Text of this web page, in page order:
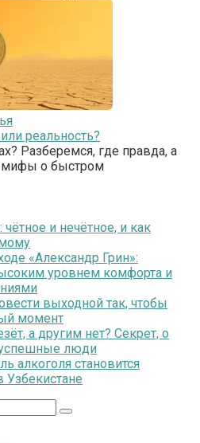
реальность?
Разберемся, где правда, а
мифы о быстром
и нечётное, и как
«Александр Грин»:
уровнем комфорта и
выходной так, чтобы
момент
а другим нет? Секрет, о
люди
алкоголя становится